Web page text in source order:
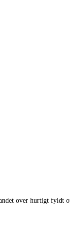
over hurtigt